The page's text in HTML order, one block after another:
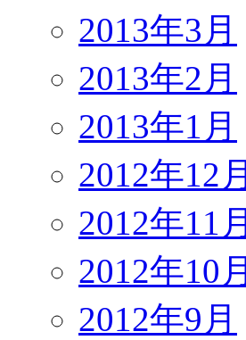
2013年3月
2013年2月
2013年1月
2012年12月
2012年11月
2012年10月
2012年9月